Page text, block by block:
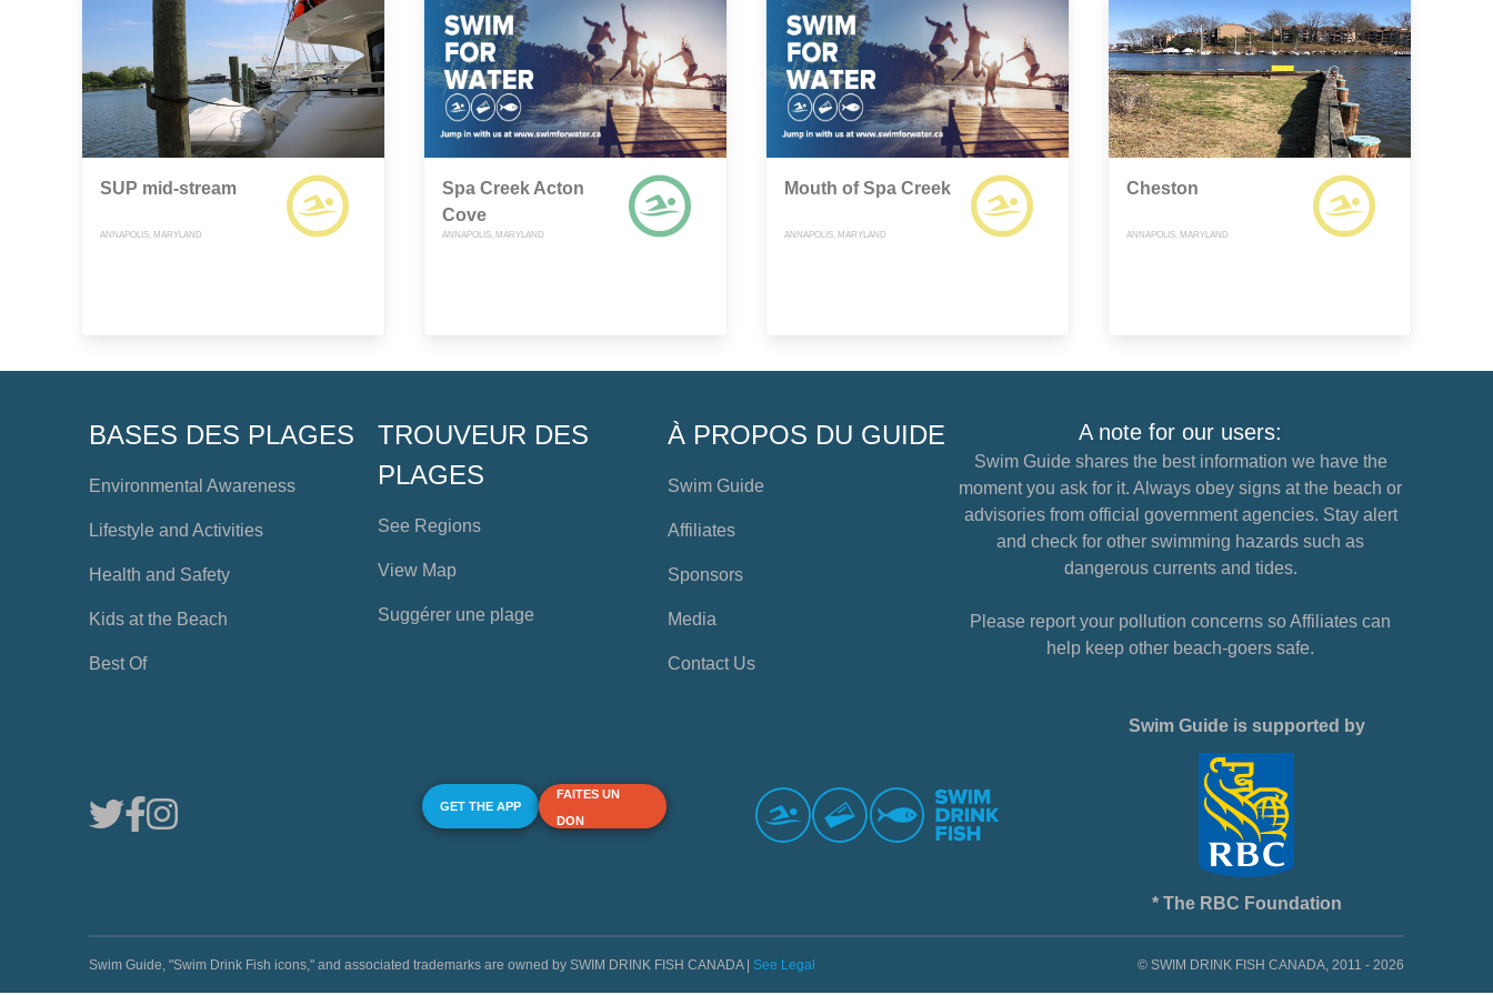
SUP mid-stream
ANNAPOLIS, MARYLAND
Spa Creek Acton
Cove
ANNAPOLIS, MARYLAND
Mouth of Spa Creek
ANNAPOLIS, MARYLAND
Cheston
ANNAPOLIS, MARYLAND
BASES DES PLAGES
Environmental Awareness
Lifestyle and Activities
Health and Safety
Kids at the Beach
Best Of
TROUVEUR DES
PLAGES
See Regions
View Map
Suggérer une plage
À PROPOS DU GUIDE
Swim Guide
Affiliates
Sponsors
Media
Contact Us
A note for our users:
Swim Guide shares the best information we have the
moment you ask for it. Always obey signs at the beach or
advisories from official government agencies. Stay alert
and check for other swimming hazards such as
dangerous currents and tides.
Please report your pollution concerns so Affiliates can
help keep other beach-goers safe.
GET THE APP
FAITES UN
DON
Swim Guide is supported by
* The RBC Foundation
Swim Guide, "Swim Drink Fish icons," and associated trademarks are owned by SWIM DRINK FISH CANADA | See Legal © SWIM DRINK FISH CANADA, 2011 - 2026